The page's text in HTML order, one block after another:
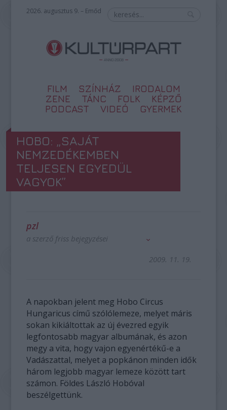
2026. augusztus 9. – Emőd
FILM SZÍNHÁZ
IRODALOM
ZENE
TÁNC FOLK
KÉPZŐ
PODCAST
VIDEÓ GYERMEK
HOBO: „SAJÁT
NEMZEDÉKEMBEN
TELJESEN EGYEDÜL
VAGYOK”
pzl
a szerző friss bejegyzései
2009. 11. 19.
A napokban jelent meg Hobo Circus
Hungaricus című szólólemeze, melyet máris
sokan kikiáltottak az új évezred egyik
legfontosabb magyar albumának, és azon
megy a vita, hogy vajon egyenértékű-e a
Vadászattal, melyet a popkánon minden idők
három legjobb magyar lemeze között tart
számon. Földes László Hobóval
beszélgettünk.